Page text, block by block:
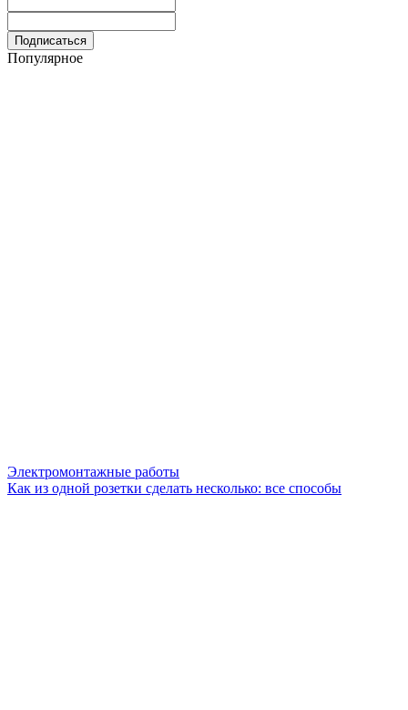
Популярное
Электромонтажные работы
Как из одной розетки сделать несколько: все способы